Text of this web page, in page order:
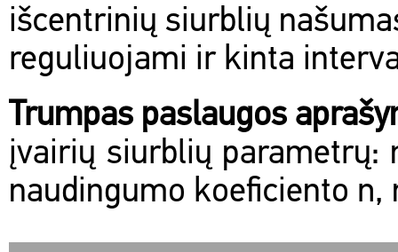
išcentrinių siurblių
reguliuojami ir kinta
Trumpas paslaugos
įvairių siurblių parametrų:
naudingumo koeficiento η,